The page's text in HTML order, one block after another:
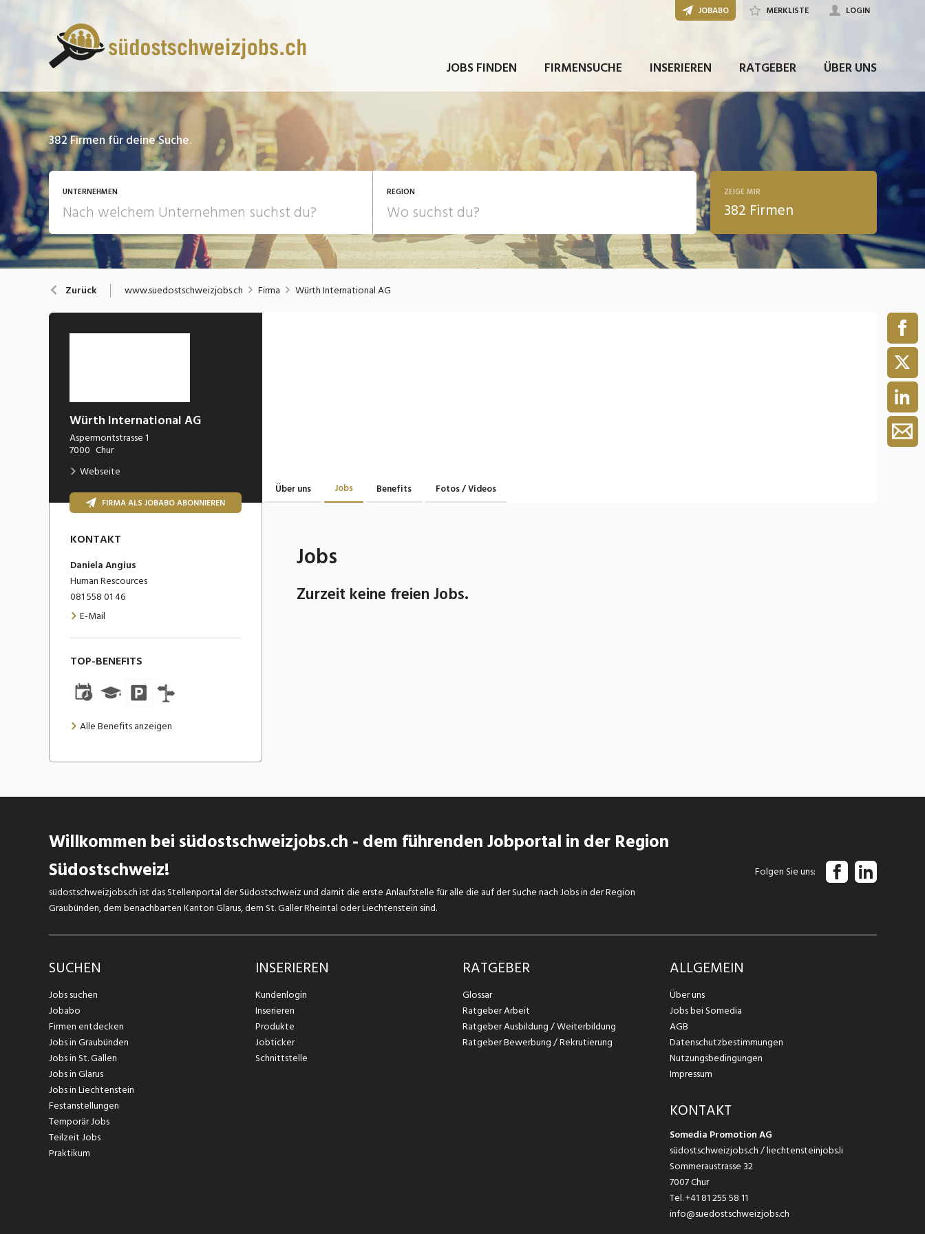
JOBS FINDEN FIRMENSUCHE INSERIEREN RATGEBER ÜBER UNS
JOBABO MERKLISTE LOGIN
382Firmen für deine Suche.
UNTERNEHMEN REGION ZEIGE MIR
382 Firmen
Zurück www.suedostschweizjobs.ch Firma Würth International AG
Würth International AG
Aspermontstrasse 1
7000 Chur
Webseite
FIRMA ALS JOBABO ABONNIEREN
Über uns Jobs Benefits Fotos / Videos
KONTAKT
DanielaAngius
Human Rescources
081 558 01 46
E-Mail
TOP-BENEFITS
Alle Benefits anzeigen
Jobs
Zurzeit keine freien Jobs.
Willkommen bei südostschweizjobs.ch - dem führenden Jobportal in der Region
Südostschweiz!
südostschweizjobs.ch ist das Stellenportal der Südostschweiz und damit die erste Anlaufstelle für alle die auf der Suche nach Jobs in der Region
Graubünden, dem benachbarten Kanton Glarus, dem St. Galler Rheintal oder Liechtenstein sind.
Folgen Sie uns
SUCHEN
Jobs suchen
Jobabo
Firmen entdecken
Jobs in Graubünden
Jobs in St. Gallen
Jobs in Glarus
Jobs in Liechtenstein
Festanstellungen
Temporär Jobs
Teilzeit Jobs
Praktikum
INSERIEREN
Kundenlogin
Inserieren
Produkte
Jobticker
Schnittstelle
RATGEBER
Glossar
Ratgeber Arbeit
Ratgeber Ausbildung / Weiterbildung
Ratgeber Bewerbung / Rekrutierung
ALLGEMEIN
Über uns
Jobs bei Somedia
AGB
Datenschutzbestimmungen
Nutzungsbedingungen
Impressum
KONTAKT
Somedia Promotion AG
südostschweizjobs.ch / liechtensteinjobs.li
Sommeraustrasse 32
7007 Chur
Tel.+41 81 255 58 11
info@suedostschweizjobs.ch